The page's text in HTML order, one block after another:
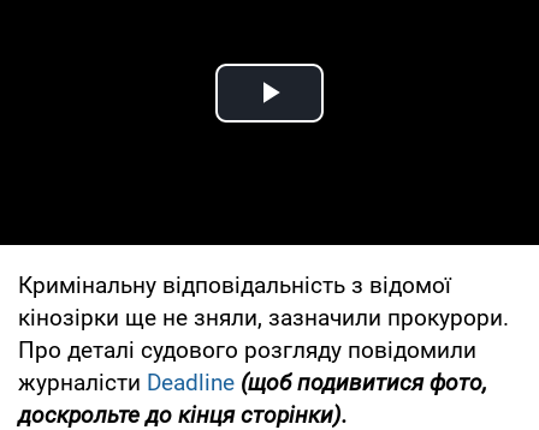
Play Video
Кримінальну відповідальність з відомої
кінозірки ще не зняли, зазначили прокурори.
Про деталі судового розгляду повідомили
журналісти Deadline (щоб подивитися фото,
доскрольте до кінця сторінки).